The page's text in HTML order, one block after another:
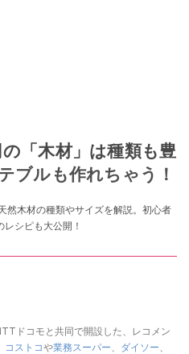
の「木材」は種類も豊
ブルも作れちゃう！
然木材の種類やサイズを解説。初心者
シピも大公開！
ドコモと共同で開設した、レコメン
コストコや業務スーパー、 ダイソー、